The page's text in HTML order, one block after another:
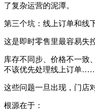
了复杂运营的泥潭。
第三个坑：线上订单和线
这是即时零售里最容易失
库存不同步、价格不一致
不该优先处理线上订单
这些问题一旦出现，门店
根源在于：